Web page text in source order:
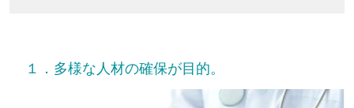
１．多様な人材の確保が目的。